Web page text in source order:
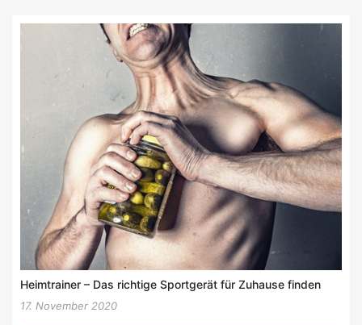
Heimtrainer – Das richtige Sportgerät für Zuhause finden
17. November 2020